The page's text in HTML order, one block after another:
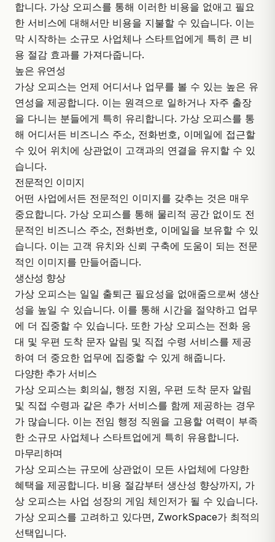
합니다. 가상 오피스를 통해 이러한 비용을 없애고 필요
한 서비스에 대해서만 비용을 지불할 수 있습니다. 이는
막 시작하는 소규모 사업체나 스타트업에게 특히 큰 비
용 절감 효과를 가져다줍니다.
높은 유연성
가상 오피스는 언제 어디서나 업무를 볼 수 있는 높은 유
연성을 제공합니다. 이는 원격으로 일하거나 자주 출장
을 다니는 분들에게 특히 유리합니다. 가상 오피스를 통
해 어디서든 비즈니스 주소, 전화번호, 이메일에 접근할
수 있어 위치에 상관없이 고객과의 연결을 유지할 수 있
습니다.
전문적인 이미지
어떤 사업에서든 전문적인 이미지를 갖추는 것은 매우
중요합니다. 가상 오피스를 통해 물리적 공간 없이도 전
문적인 비즈니스 주소, 전화번호, 이메일을 보유할 수 있
습니다. 이는 고객 유치와 신뢰 구축에 도움이 되는 전문
적인 이미지를 만들어줍니다.
생산성 향상
가상 오피스는 일일 출퇴근 필요성을 없애줌으로써 생산
성을 높일 수 있습니다. 이를 통해 시간을 절약하고 업무
에 더 집중할 수 있습니다. 또한 가상 오피스는 전화 응
대 및 우편 도착 문자 알림 및 직접 수령 서비스를 제공
하여 더 중요한 업무에 집중할 수 있게 해줍니다.
다양한 추가 서비스
가상 오피스는 회의실, 행정 지원, 우편 도착 문자 알림
및 직접 수령과 같은 추가 서비스를 함께 제공하는 경우
가 많습니다. 이는 전임 행정 직원을 고용할 여력이 부족
한 소규모 사업체나 스타트업에게 특히 유용합니다.
마무리하며
가상 오피스는 규모에 상관없이 모든 사업체에 다양한
혜택을 제공합니다. 비용 절감부터 생산성 향상까지, 가
상 오피스는 사업 성장의 게임 체인저가 될 수 있습니다.
가상 오피스를 고려하고 있다면, ZworkSpace가 최적의
선택입니다.